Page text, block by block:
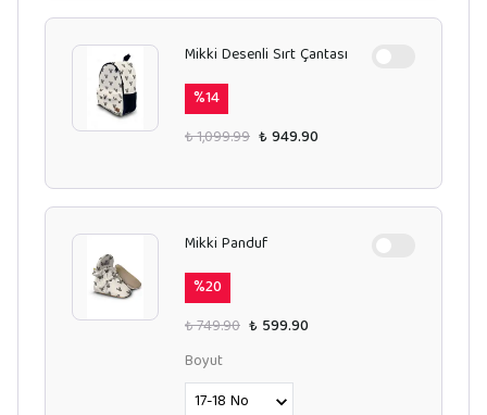
Mikki Desenli Sırt Çantası
%14
₺ 1,099.99 ₺ 949.90
Mikki Panduf
%20
₺ 749.90 ₺ 599.90
Boyut